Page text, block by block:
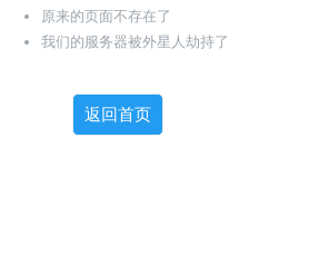
原来的页面不存在了
我们的服务器被外星人劫持了
返回首页